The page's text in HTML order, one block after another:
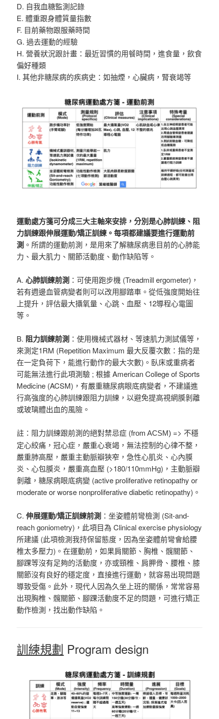
D. 自我血糖監測記錄
E. 體重跟身體質量指數
F. 目前藥物跟服藥時間
G. 過去運動的經驗
H. 營養狀況跟計畫：最近習慣的用餐時間，進食量，飲食
偏好種類
I. 其他非糖尿病的疾病史：如抽煙，心臟病，腎衰竭等
運動處方箋可分成三大主軸來安排，分別是心肺訓練、阻
力訓練跟伸展運動/矯正訓練。每項都建議要進行運動前
測 。所謂的運動前測，是用來了解糖尿病患目前的心肺能
力、最大肌力、關節活動度、動作缺陷等。
A.心肺訓練前測 ：可使用跑步機 (Treadmill ergometer)，
若有週邊血管病變者則可以改用腳踏車。從低強度開始往
上提升，評估最大攝氧量、心跳、血壓、12導程心電圖
等。
B. 阻力訓練前測 ：使用機械式器材、等速肌力測試儀等，
來測定1RM (Repetition Maximum 最大反覆次數：指的是
在一定負荷下，能進行動作的最大次數)。臥床或重病者
可能無法進行此項測驗 ; 根據 American College of Sports
Medicine (ACSM)，有嚴重糖尿病眼底病變者，不建議進
行高強度的心肺訓練跟阻力訓練，以避免提高視網膜剝離
或玻璃體出血的風險。
註：阻力訓練跟前測的絕對禁忌症 (from ACSM) => 不穩
定心絞痛，冠心症，嚴重心衰竭，無法控制的心律不整，
嚴重肺高壓，嚴重主動脈瓣狹窄，急性心肌炎、心內膜
炎、心包膜炎，嚴重高血壓 (>180/110mmHg)，主動脈瓣
剝離，糖尿病眼底病變 (active proliferative retinopathy or
moderate or worse nonproliferative diabetic retinopathy)。
C.伸展運動/矯正訓練前測 ：坐姿體前彎檢測 (Sit-and-
reach goniometry)，此項目為 Clinical exercise physiology
所建議 (此項檢測我持保留態度，因為坐姿體前彎會給腰
椎太多壓力)。在運動前，如果肩關節、胸椎、髖關節、
腳踝等沒有足夠的活動度，亦或頸椎、肩胛骨、腰椎、膝
關節沒有良好的穩定度，直接進行運動，就容易出現問題
導致受傷。此外，現代人因為久坐上班的關係，常常容易
出現胸椎、髖關節、腳踝活動度不足的問題，可進行矯正
動作檢測，找出動作缺陷。
訓練規劃 Program design